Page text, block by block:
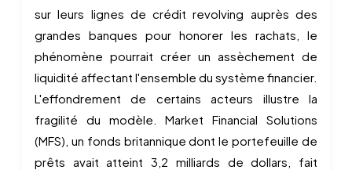
sur leurs lignes de crédit revolving auprès des
grandes banques pour honorer les rachats, le
phénomène pourrait créer un assèchement de
liquidité affectant l'ensemble du système financier.
L'effondrement de certains acteurs illustre la
fragilité du modèle. Market Financial Solutions
(MFS), un fonds britannique dont le portefeuille de
prêts avait atteint 3,2 milliards de dollars, fait